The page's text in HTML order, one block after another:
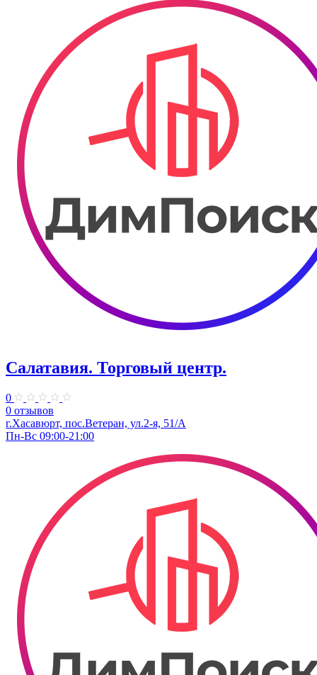
Салатавия. Торговый центр.
0
0 отзывов
г.Хасавюрт, пос.Ветеран, ул.2-я, 51/А
Пн-Вс 09:00-21:00